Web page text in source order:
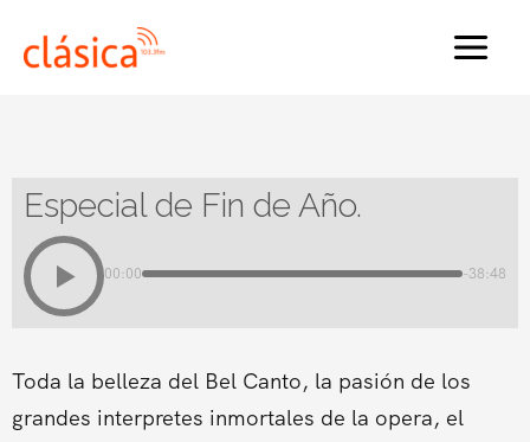
Especial de Fin de Año.
00:00 -38:48
Toda la belleza del Bel Canto, la pasión de los
grandes interpretes inmortales de la opera, el